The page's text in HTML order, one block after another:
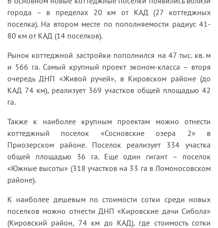
города – в пределах 20 км от КАД (27 коттеджных
поселка). На втором месте по пополняемости радиус 41-
80 км от КАД (14 поселков).
Рынок коттеджной застройки пополнился на 47 тыс. кв. м
и 566 га. Самый крупный проект эконом-класса – вторя
очередь ДНП «Живой ручей», в Кировском районе (до
КАД 74 км), реализует 369 участков общей площадью 42
га.
Также к наиболее крупным проектам можно отнести
коттеджный поселок «Сосновские озера 2» в
Приозерском районе. Поселок реализует 334 участка
общей площадью 36 га. Еще один гигант – поселок
«Южные высоты» (318 участков на 33 га в Ломоносовском
районе).
К наиболее дешевым по стоимости сотки среди новых
поселков можно отнести ДНП «Кировские дачи Сибола»
(Кировский район, 74 км до КАД), где стоимость сотки